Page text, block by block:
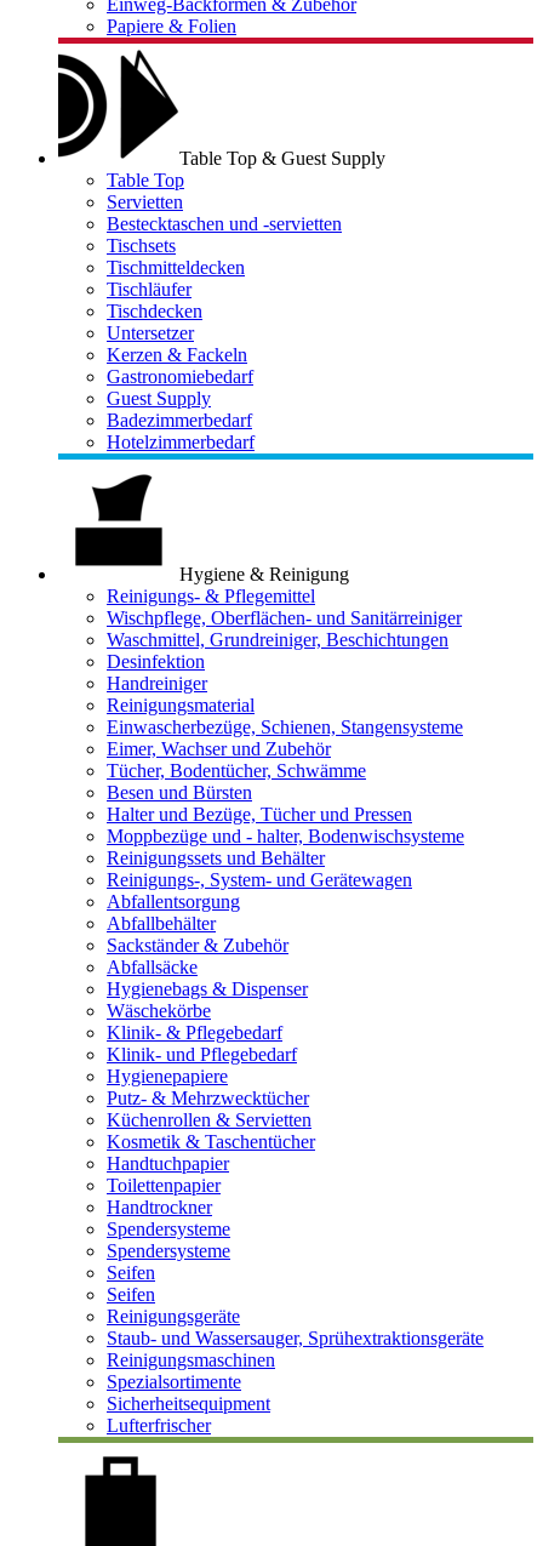
Einweg-Backformen & Zubehör
Papiere & Folien
Table Top & Guest Supply
Table Top
Servietten
Bestecktaschen und -servietten
Tischsets
Tischmitteldecken
Tischläufer
Tischdecken
Untersetzer
Kerzen & Fackeln
Gastronomiebedarf
Guest Supply
Badezimmerbedarf
Hotelzimmerbedarf
Hygiene & Reinigung
Reinigungs- & Pflegemittel
Wischpflege, Oberflächen- und Sanitärreiniger
Waschmittel, Grundreiniger, Beschichtungen
Desinfektion
Handreiniger
Reinigungsmaterial
Einwascherbezüge, Schienen, Stangensysteme
Eimer, Wachser und Zubehör
Tücher, Bodentücher, Schwämme
Besen und Bürsten
Halter und Bezüge, Tücher und Pressen
Moppbezüge und - halter, Bodenwischsysteme
Reinigungssets und Behälter
Reinigungs-, System- und Gerätewagen
Abfallentsorgung
Abfallbehälter
Sackständer & Zubehör
Abfallsäcke
Hygienebags & Dispenser
Wäschekörbe
Klinik- & Pflegebedarf
Klinik- und Pflegebedarf
Hygienepapiere
Putz- & Mehrzwecktücher
Küchenrollen & Servietten
Kosmetik & Taschentücher
Handtuchpapier
Toilettenpapier
Handtrockner
Spendersysteme
Spendersysteme
Seifen
Seifen
Reinigungsgeräte
Staub- und Wassersauger, Sprühextraktionsgeräte
Reinigungsmaschinen
Spezialsortimente
Sicherheitsequipment
Lufterfrischer